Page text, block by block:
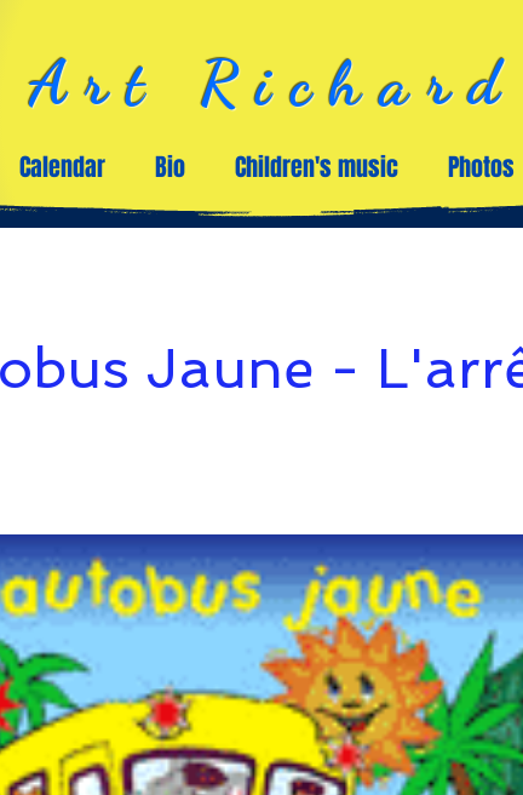
Art Richard
Calendar Bio Children's music Photos
Jaune -